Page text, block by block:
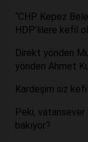
“CHP Kepez
HDP’lilere kefil
Direkt yönden
yönden Ahmet
Kardeşim siz
Peki, vatansever
bakıyor?